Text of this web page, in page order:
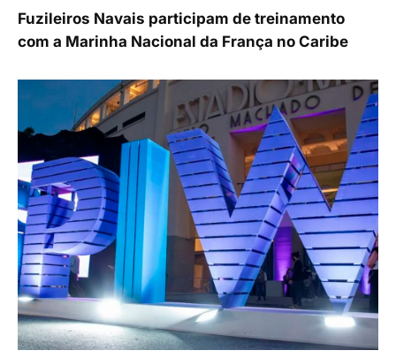
Fuzileiros Navais participam de treinamento
com a Marinha Nacional da França no Caribe